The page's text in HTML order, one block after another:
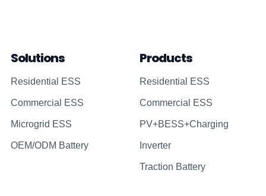
Solutions
Residential ESS
Commercial ESS
Microgrid ESS
OEM/ODM Battery
Products
Residential ESS
Commercial ESS
PV+BESS+Charging
Inverter
Traction Battery